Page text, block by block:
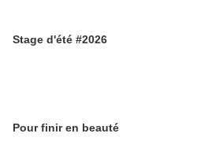
Stage d'été #2026
Pour finir en beauté